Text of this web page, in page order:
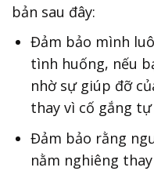
bản sau đây:
Đảm bảo mình
tình huống, nếu
nhờ sự giúp đỡ
thay vì cố gắng
Đảm bảo rằng
nằm nghiêng